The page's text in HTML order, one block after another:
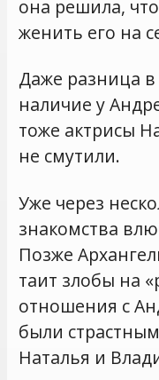
она решила,
женить его на
Даже разница в
наличие у
тоже актрисы
не смутили.
Уже через
знакомства
Позже
таит злобы на
отношения с
были
Наталья и